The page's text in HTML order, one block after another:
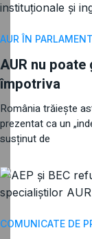
AUR ÎN PARLAMENT
AUR nu
împotriva
România trăiește
prezentat ca un
susținut de
COMUNICATE DE